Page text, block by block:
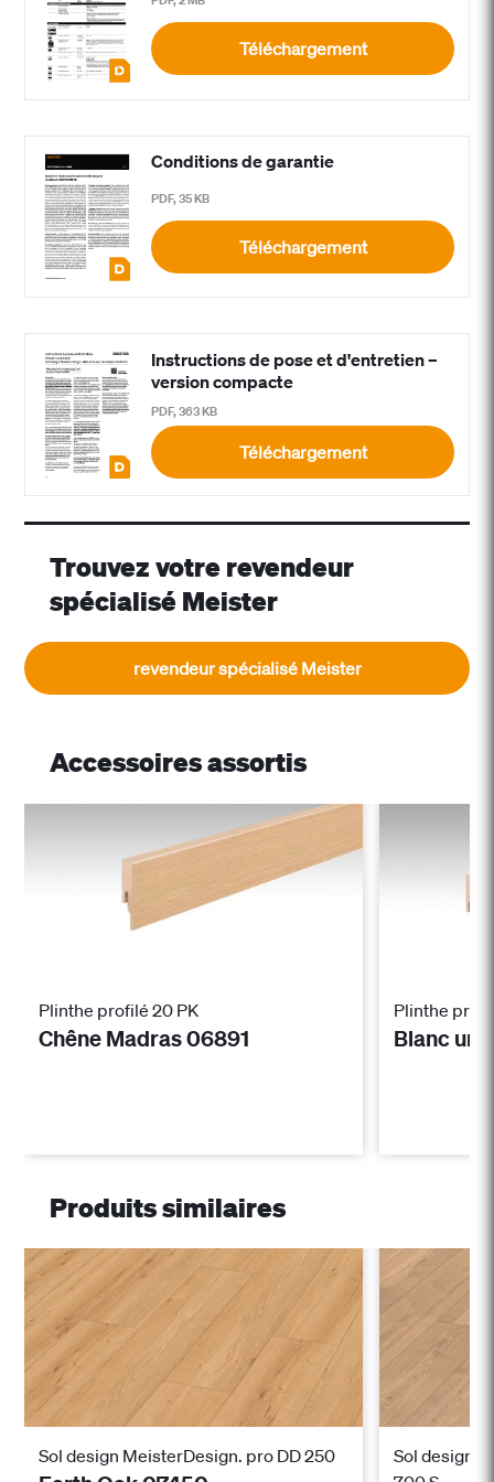
Téléchargement
Conditions de garantie
PDF, 35 KB
Téléchargement
Instructions de pose et d'entretien –
version compacte
PDF, 363 KB
Téléchargement
Trouvez votre revendeur
spécialisé Meister
revendeur spécialisé Meister
Accessoires assortis
Plinthe profilé 20 PK
Chêne Madras 06891
Plinthe
Blanc uni
Produits similaires
Sol design MeisterDesign. pro DD 250
Sol design